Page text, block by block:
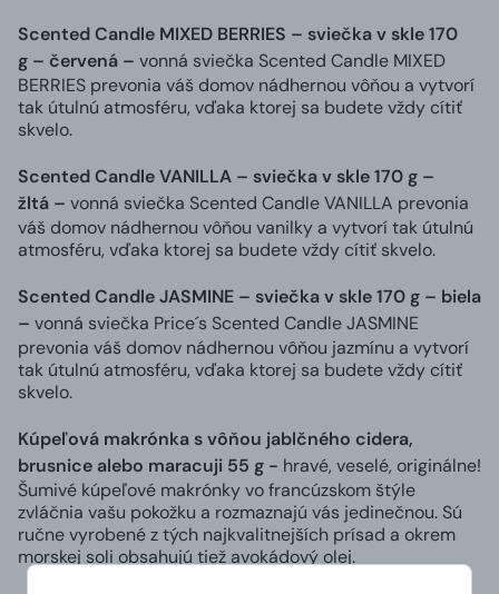
Scented Candle MIXED BERRIES – sviečka v skle 170
g – červená – vonná sviečka Scented Candle MIXED
BERRIES prevonia váš domov nádhernou vôňou a vytvorí
tak útulnú atmosféru, vďaka ktorej sa budete vždy cítiť
skvelo.
Scented Candle VANILLA – sviečka v skle 170 g –
žltá – vonná sviečka Scented Candle VANILLA prevonia
váš domov nádhernou vôňou vanilky a vytvorí tak útulnú
atmosféru, vďaka ktorej sa budete vždy cítiť skvelo.
Scented Candle JASMINE – sviečka v skle 170 g – biela
– vonná sviečka Price´s Scented Candle JASMINE
prevonia váš domov nádhernou vôňou jazmínu a vytvorí
tak útulnú atmosféru, vďaka ktorej sa budete vždy cítiť
skvelo.
Kúpeľová makrónka s vôňou jablčného cidera,
brusnice alebo maracuji 55 g - hravé, veselé, originálne!
Šumivé kúpeľové makrónkyvo francúzskom štýle
zvláčnia vašu pokožku a rozmaznajú vás jedinečnou. Sú
ručne vyrobené z tých najkvalitnejších prísad a okrem
morskej soli obsahujú tiež avokádový olej.